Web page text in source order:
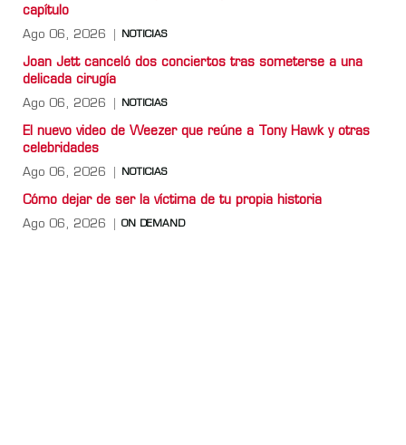
capítulo
Ago 06, 2026 NOTICIAS
Joan Jett canceló dos conciertos tras someterse a una
delicada cirugía
Ago 06, 2026 NOTICIAS
El nuevo video de Weezer que reúne a Tony Hawk y otras
celebridades
Ago 06, 2026 NOTICIAS
Cómo dejar de ser la víctima de tu propia historia
Ago 06, 2026 ON DEMAND